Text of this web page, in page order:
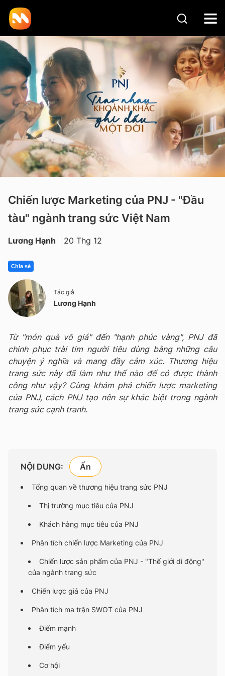
Chiến lược Marketing của PNJ - "Đầu
tàu" ngành trang sức Việt Nam
Lương Hạnh 20 Thg 12
Chia sẻ
Tác giả
Lương Hạnh
Từ "món quà vô giá" đến "hạnh phúc vàng", PNJ đã
chinh phục trài tim người tiêu dùng bằng những câu
chuyện ý nghĩa và mang đầy cảm xúc. Thương hiệu
trang sức này đã làm như thế nào để có được thành
công như vậy? Cùng khám phá chiến lược marketing
của PNJ, cách PNJ tạo nên sự khác biệt trong ngành
trang sức cạnh tranh.
NỘI DUNG:
Tổng quan về thương hiệu trang sức PNJ
Thị trường mục tiêu của PNJ
Khách hàng mục tiêu của PNJ
Phân tích chiến lược Marketing của PNJ
Chiến lược sản phẩm của PNJ - "Thế giới di động"
của ngành trang sức
Chiến lược giá của PNJ
Phân tích ma trận SWOT của PNJ
Điểm mạnh
Điểm yếu
Cơ hội